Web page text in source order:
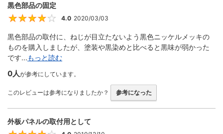
黒色部品の固定
4
4.0 2020/03/03
黒色部品の取付に、ねじが目立たないよう黒色ニッケルメッキの
ものを購入しましたが、塗装や黒染めと比べると黒味が弱かった
です...もっと読む
0人が参考にしています。
このレビューは参考になりましたか？ 参考になった
外板パネルの取付用として